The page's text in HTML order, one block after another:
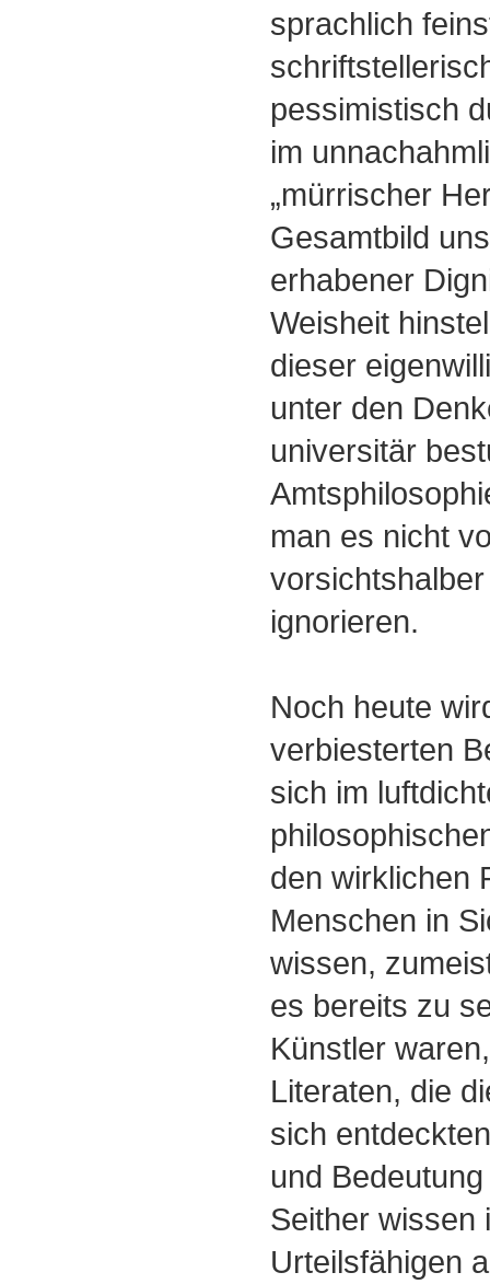
sprachlich
pessimistisch
im
„mürrischer
Gesamtbild
erhabener
Weisheit
dieser
unter den
universitär
man es nicht
ignorieren.
Noch heute
verbiesterten
sich im
den wirklichen
Menschen in
wissen,
es bereits zu
Künstler
Literaten, die
sich
und
Seither wissen
Urteilsfähigen